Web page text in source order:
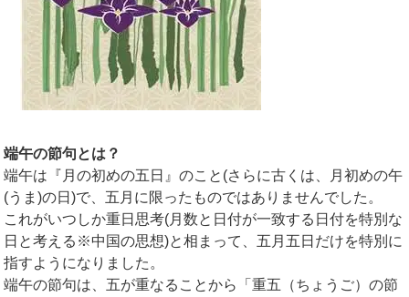
端午の節句とは？
端午は『月の初めの五日』のこと(さらに古くは、月初めの午
(うま)の日)で、五月に限ったものではありませんでした。
これがいつしか重日思考(月数と日付が一致する日付を特別な
日と考える※中国の思想)と相まって、五月五日だけを特別に
指すようになりました。
端午の節句は、五が重なることから「重五（ちょうご）の節